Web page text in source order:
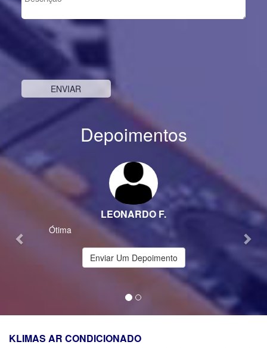
Depoimentos
LEONARDO F.
Ótima
Previous
Enviar Um Depoimento
KLIMAS AR CONDICIONADO